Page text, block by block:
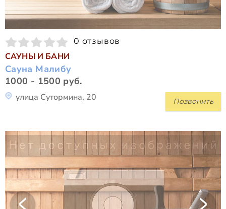
0 отзывов
САУНЫ И БАНИ
Сауна Малибу
1000 - 1500 руб.
Позвонить
улица Сутормина, 20